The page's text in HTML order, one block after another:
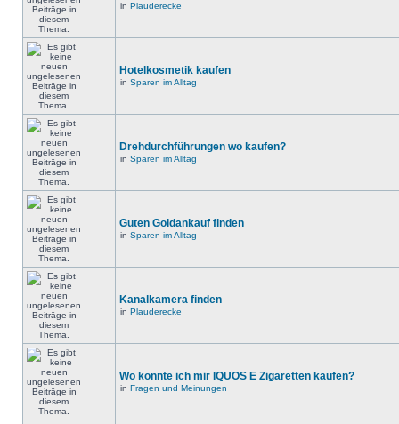
in Plauderecke
Hotelkosmetik kaufen
in Sparen im Alltag
Drehdurchführungen wo kaufen?
in Sparen im Alltag
Guten Goldankauf finden
in Sparen im Alltag
Kanalkamera finden
in Plauderecke
Wo könnte ich mir IQUOS E Zigaretten kaufen?
in Fragen und Meinungen